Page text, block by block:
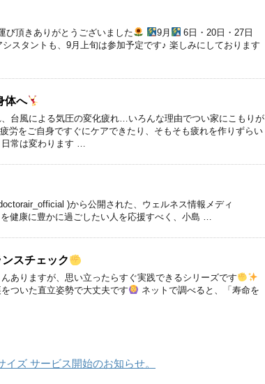
び頂きありがとうございました 9月
6日・20日・27日
スタントも、9月上旬は参加予定です♪ 楽しみにしております
体へ
台風による気圧の変化疲れ…いろんな理由でつい家にこもりが
労をご自身ですぐにケアできたり、そもそも疲れを作りずらい
常は変わります …
)から公開された、ウェルネス情報メディ
を健康に豊かに過ごしたい人を応援すべく、小島 …
スチェック
ありますが、思い立ったらすぐ実践できるシリーズです
ついた直立姿勢で大丈夫です
ネットで調べると、「寿命を
ズ サービス開始のお知らせ。